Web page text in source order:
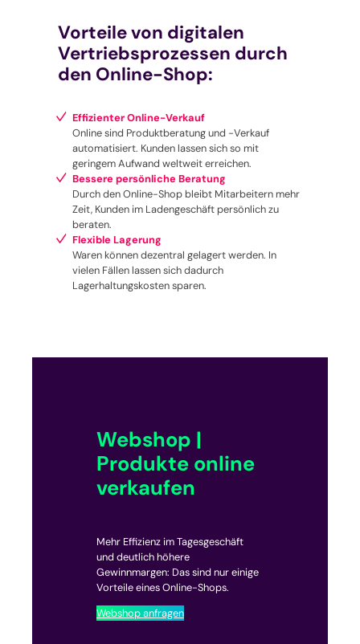
Vorteile von digitalen
Vertriebsprozessen durch
den Online-Shop:
Effizienter Online-Verkauf
Online sind Produktberatung und -Verkauf
automatisiert. Kunden lassen sich so mit
geringem Aufwand weltweit erreichen.
Bessere persönliche Beratung
Durch den Online-Shop bleibt Mitarbeitern mehr
Zeit, Kunden im Ladengeschäft persönlich zu
beraten.
Flexible Lagerung
Waren können dezentral gelagert werden. In
vielen Fällen lassen sich dadurch
Lagerhaltungskosten sparen.
Webshop |
Produkte online
verkaufen
Mehr Effizienz im Tagesgeschäft
und deutlich höhere
Gewinnmargen: Das sind nur einige
Vorteile eines Online-Shops.
Webshop anfragen